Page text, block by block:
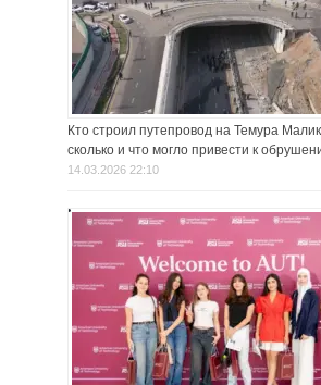
Кто строил путепровод на Темура
сколько и что могло привести к
14.03.2026 22:10